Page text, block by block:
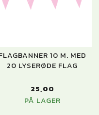
10 M. MED
20 LYSERØDE FLAG
25,00
PÅ LAGER